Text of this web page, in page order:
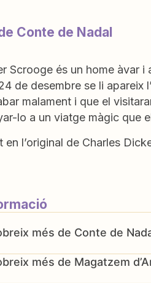
Conte de Nadal
Scrooge és un home àvar
de desembre se li apareix
malament i que el
lo a un viatge màgic que
en l’original de Charles
Conte de
Magatzem